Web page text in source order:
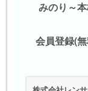
みのり～
会員登録(